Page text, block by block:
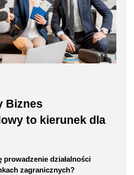
Biznes
to kierunek dla
prowadzenie działalności
zagranicznych?